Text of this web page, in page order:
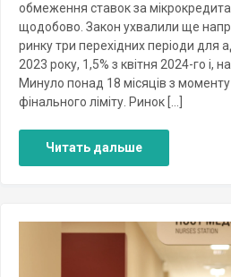
обмеження ставок за
щодобово. Закон ухвалили ще
ринку три перехідних періоди для
2023 року, 1,5% з квітня 2024-го і,
Минуло понад 18 місяців з
фінального ліміту. Ринок […]
Читать дальше